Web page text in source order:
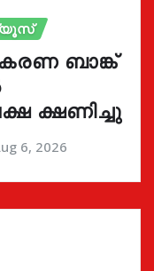
ബാങ്ക്
ക്ഷണിച്ചു
6, 2026